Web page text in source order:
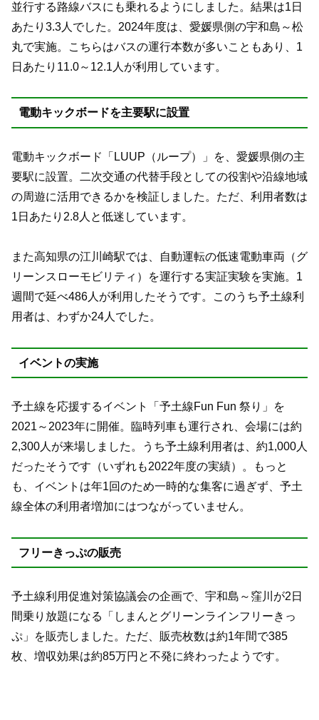
並行する路線バスにも乗れるようにしました。結果は1日
あたり3.3人でした。2024年度は、愛媛県側の宇和島～松
丸で実施。こちらはバスの運行本数が多いこともあり、1
日あたり11.0～12.1人が利用しています。
電動キックボードを主要駅に設置
電動キックボード「LUUP（ループ）」を、愛媛県側の主
要駅に設置。二次交通の代替手段としての役割や沿線地域
の周遊に活用できるかを検証しました。ただ、利用者数は
1日あたり2.8人と低迷しています。
また高知県の江川崎駅では、自動運転の低速電動車両（グ
リーンスローモビリティ）を運行する実証実験を実施。1
週間で延べ486人が利用したそうです。このうち予土線利
用者は、わずか24人でした。
イベントの実施
予土線を応援するイベント「予土線Fun Fun 祭り」を
2021～2023年に開催。臨時列車も運行され、会場には約
2,300人が来場しました。うち予土線利用者は、約1,000人
だったそうです（いずれも2022年度の実績）。もっと
も、イベントは年1回のため一時的な集客に過ぎず、予土
線全体の利用者増加にはつながっていません。
フリーきっぷの販売
予土線利用促進対策協議会の企画で、宇和島～窪川が2日
間乗り放題になる「しまんとグリーンラインフリーきっ
ぷ」を販売しました。ただ、販売枚数は約1年間で385
枚、増収効果は約85万円と不発に終わったようです。